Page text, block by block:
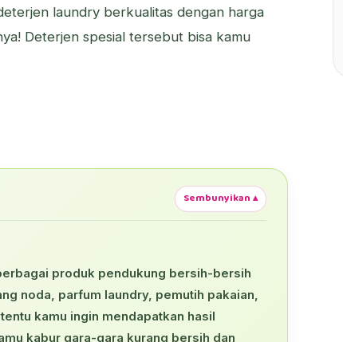
laundry berkualitas dengan harga
Deterjen spesial tersebut bisa kamu
Sembunyikan ▴
produk pendukung bersih-bersih
noda, parfum laundry, pemutih pakaian,
kamu ingin mendapatkan hasil
kabur gara-gara kurang bersih dan